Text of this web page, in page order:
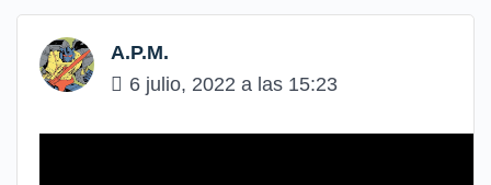
A.P.M.
6 julio, 2022 a las 15:23